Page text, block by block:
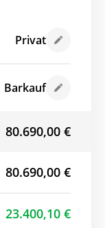
Privat
Barkauf
80.690,00 €
80.690,00 €
23.400,10 €